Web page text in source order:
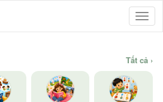
Tất cả ›